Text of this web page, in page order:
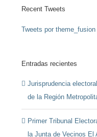
Recent Tweets
Tweets por theme_fusion
Entradas recientes
Jurisprudencia
de la Región
Primer Tribunal
la Junta de Vecinos El